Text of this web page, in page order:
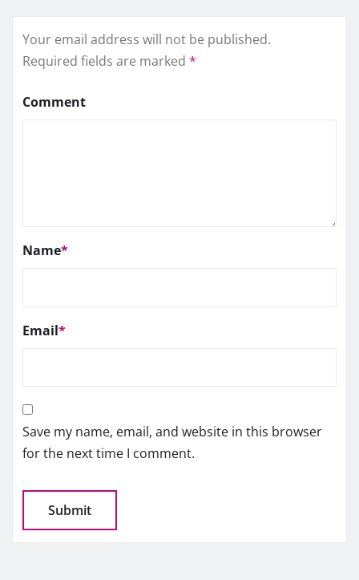
Your email address will not be published.
Required fields are marked *
Comment
Name*
Email*
Save my name, email, and website in this browser
for the next time I comment.